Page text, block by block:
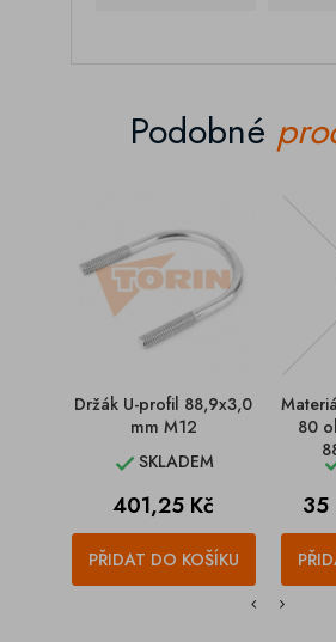
Podobné
Držák U-profil 88,9x3,0
mm M12
SKLADEM
Cena
401,25 Kč
PŘIDAT DO KOŠÍKU
80
35